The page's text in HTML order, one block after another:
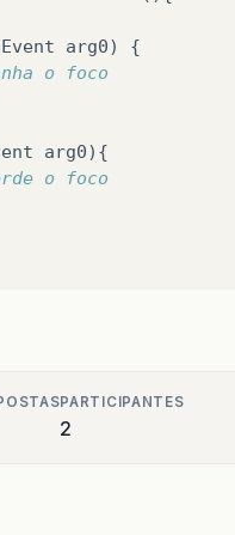
arg0)
{
o foco
arg0){
o foco
PARTICIPANTES
2